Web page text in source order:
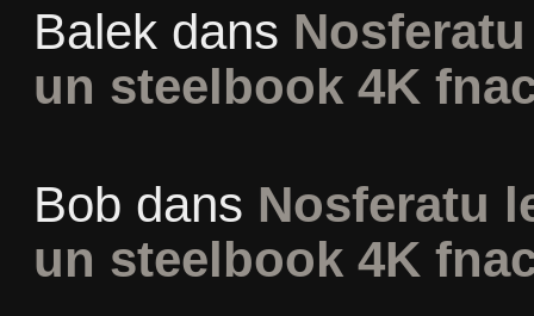
Balekdans
un steelbook 4K
Bob dans Nosferatu
un steelbook 4K